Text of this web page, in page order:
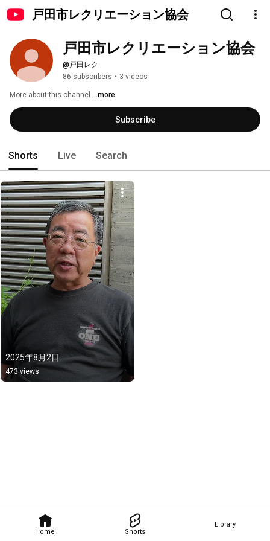
戸田市レクリエーション協会
Home Shorts
Library
戸田市レクリエーション協会
@戸田レク
86 subscribers • 3 videos
More about this channel ...more
Subscribe
Shorts Live Search
2025年8月2日
473 views